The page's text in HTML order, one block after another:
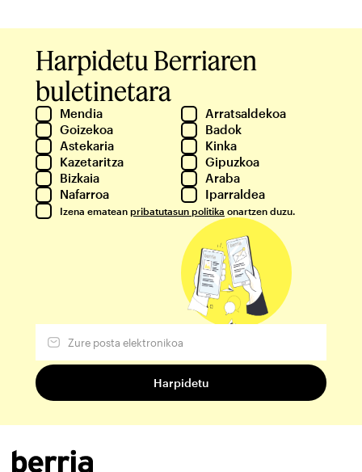
Harpidetu Berriaren
buletinetara
Mendia
Arratsaldekoa
Goizekoa
Badok
Astekaria
Kinka
Kazetaritza
Gipuzkoa
Bizkaia
Araba
Nafarroa
Iparraldea
Izena ematean pribatutasun politika onartzen duzu.